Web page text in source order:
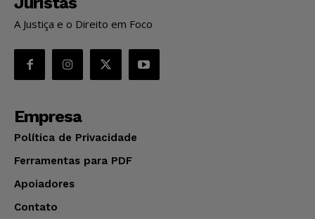
A Justiça e o Direito em Foco
Empresa
Política de Privacidade
Ferramentas para PDF
Apoiadores
Contato